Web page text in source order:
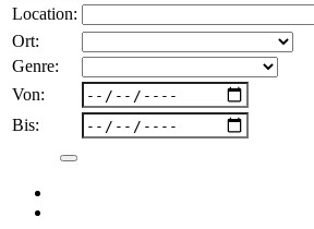
Location:
Ort:
Genre:
Von:
Bis: